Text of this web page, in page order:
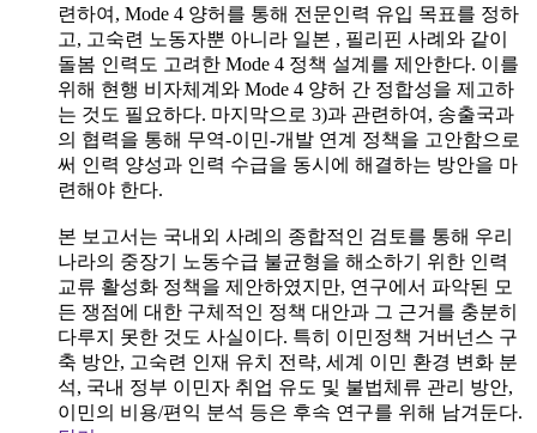
련하여, Mode 4 양허를 통해 전문인력 유입 목표를 정하
고, 고숙련 노동자뿐 아니라 일본 , 필리핀 사례와 같이
돌봄 인력도 고려한 Mode 4 정책 설계를 제안한다. 이를
위해 현행 비자체계와 Mode 4 양허 간 정합성을 제고하
는 것도 필요하다. 마지막으로 3)과 관련하여, 송출국과
의 협력을 통해 무역-이민-개발 연계 정책을 고안함으로
써 인력 양성과 인력 수급을 동시에 해결하는 방안을 마
련해야 한다.
본 보고서는 국내외 사례의 종합적인 검토를 통해 우리
나라의 중장기 노동수급 불균형을 해소하기 위한 인력
교류 활성화 정책을 제안하였지만, 연구에서 파악된 모
든 쟁점에 대한 구체적인 정책 대안과 그 근거를 충분히
다루지 못한 것도 사실이다. 특히 이민정책 거버넌스 구
축 방안, 고숙련 인재 유치 전략, 세계 이민 환경 변화 분
석, 국내 정부 이민자 취업 유도 및 불법체류 관리 방안,
이민의 비용/편익 분석 등은 후속 연구를 위해 남겨둔다.